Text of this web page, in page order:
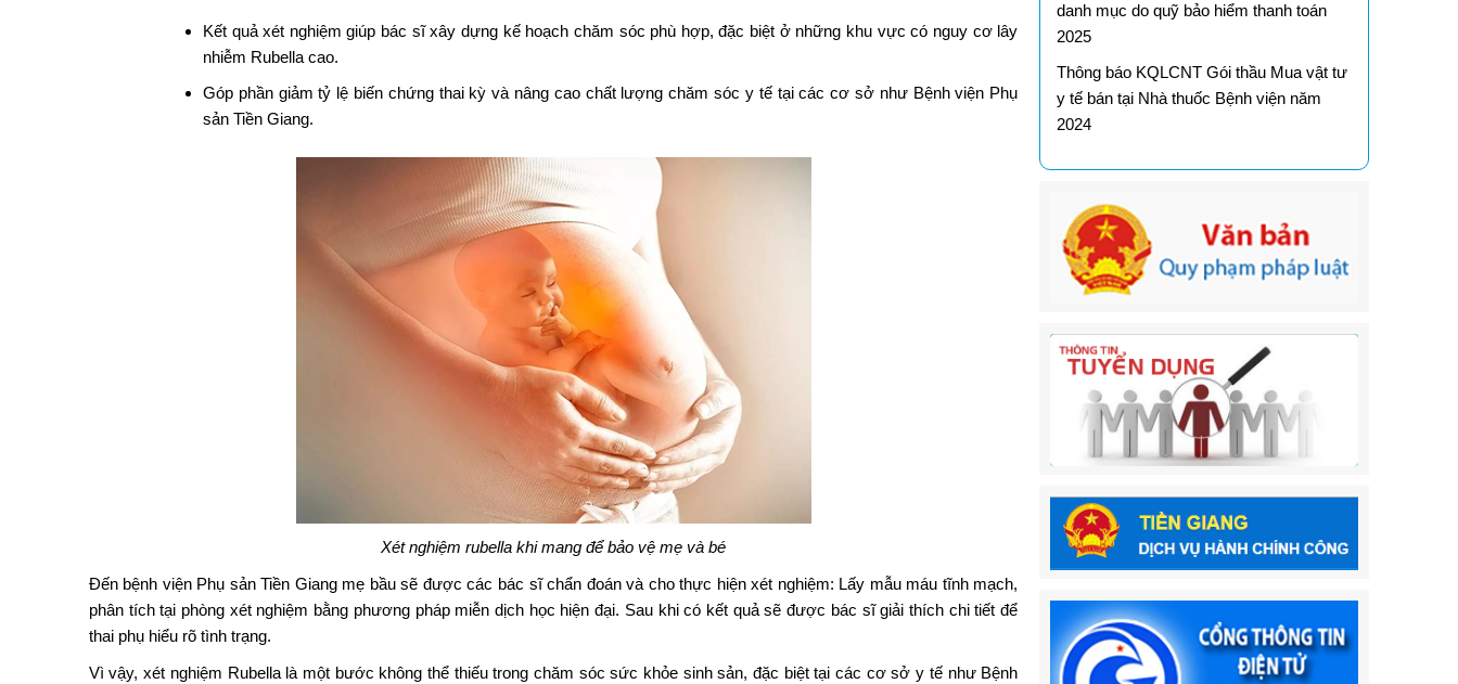
Kết quả xét nghiệm giúp bác sĩ xây dựng kế hoạch chăm sóc phù hợp, đặc biệt ở những khu vực có nguy cơ lây
nhiễm Rubella cao.
Góp phần giảm tỷ lệ biến chứng thai kỳ và nâng cao chất lượng chăm sóc y tế tại các cơ sở như Bệnh viện Phụ
sản Tiền Giang.
Xét nghiệm rubella khi mang để bảo vệ mẹ và bé
Đến bệnh viện Phụ sản Tiền Giang mẹ bầu sẽ được các bác sĩ chẩn đoán và cho thực hiện xét nghiệm: Lấy mẫu máu tĩnh mạch,
phân tích tại phòng xét nghiệm bằng phương pháp miễn dịch học hiện đại. Sau khi có kết quả sẽ được bác sĩ giải thích chi tiết để
thai phụ hiểu rõ tình trạng.
Vì vậy, xét nghiệm Rubella là một bước không thể thiếu trong chăm sóc sức khỏe sinh sản, đặc biệt tại các cơ sở y tế như Bệnh
danh mục do quỹ bảo hiểm thanh toán
2025
Thông báo KQLCNT Gói thầu Mua vật tư
y tế bán tại Nhà thuốc Bệnh viện năm
2024